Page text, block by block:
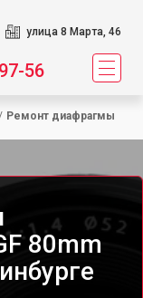
улица 8 Марта, 46
56
Ремонт диафрагмы
80mm